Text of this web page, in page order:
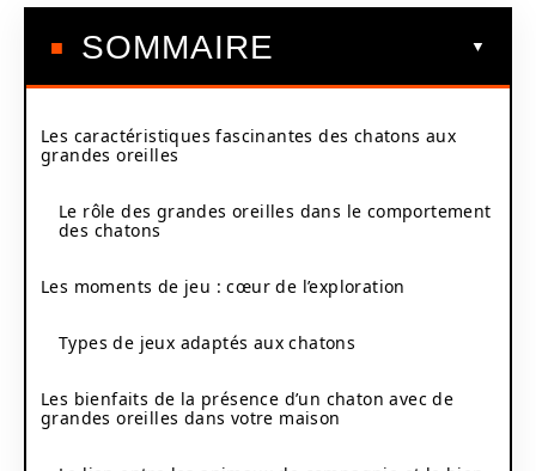
SOMMAIRE
Les caractéristiques fascinantes des chatons aux
grandes oreilles
Le rôle des grandes oreilles dans le comportement
des chatons
Les moments de jeu : cœur de l’exploration
Types de jeux adaptés aux chatons
Les bienfaits de la présence d’un chaton avec de
grandes oreilles dans votre maison